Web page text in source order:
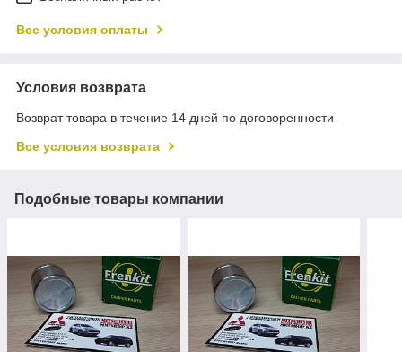
Все условия оплаты
Условия возврата
Возврат товара в течение 14 дней по договоренности
Все условия возврата
Подобные товары компании